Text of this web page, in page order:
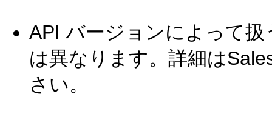
API バージョンによって
は異なります。詳細は
さい。